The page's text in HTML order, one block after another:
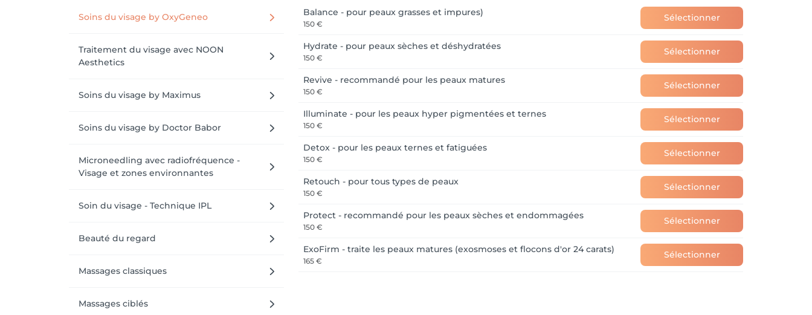
Au plaisir de vous accueillir afin de prendre soin de vous ! ✨
Soins du visage by OxyGeneo
Traitement du visage avec NOON
Aesthetics
Soins du visage by Maximus
Soins du visage by Doctor Babor
Microneedling avec radiofréquence -
Visage et zones environnantes
Soin du visage - Technique IPL
Beauté du regard
Massages classiques
Massages ciblés
Balance - pour peaux grasses et impures)
150 €
Sélectionner
Hydrate - pour peaux sèches et déshydratées
150 €
Sélectionner
Revive - recommandé pour les peaux matures
150 €
Sélectionner
Illuminate - pour les peaux hyper pigmentées et ternes
150 €
Sélectionner
Detox - pour les peaux ternes et fatiguées
150 €
Sélectionner
Retouch - pour tous types de peaux
150 €
Sélectionner
Protect - recommandé pour les peaux sèches et endommagées
150 €
Sélectionner
ExoFirm - traite les peaux matures (exosmoses et flocons d'or 24 carats)
165 €
Sélectionner